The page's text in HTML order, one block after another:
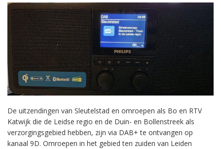
De uitzendingen van Sleutelstad en omroepen als Bo en RTV
Katwijk die de Leidse regio en de Duin- en Bollenstreek als
verzorgingsgebied hebben, zijn via DAB+ te ontvangen op
kanaal 9D. Omroepen in het gebied ten zuiden van Leiden